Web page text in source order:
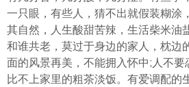
日本語
Tiếng việt
一只眼，有些人，猜不出就假装糊涂
其自然，人生酸甜苦辣，生活柴米油
和谁共老，莫过于身边的家人，枕边
面的风景再美，不能拥入怀中;人不要
比不上家里的粗茶淡饭。有爱调配的